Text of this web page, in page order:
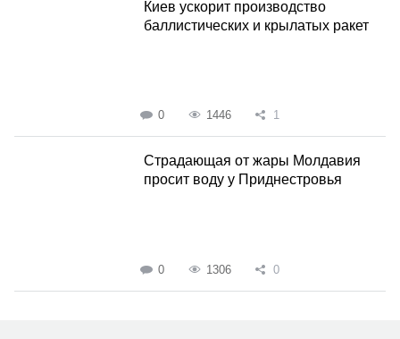
Киев ускорит производство
баллистических и крылатых ракет
0 1446 1
Страдающая от жары Молдавия
просит воду у Приднестровья
0 1306 0